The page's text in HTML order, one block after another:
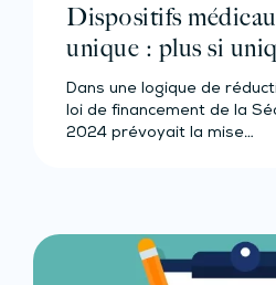
Dispositifs
unique : plus si
Dans une logique de
loi de financement de la
2024 prévoyait la mise…